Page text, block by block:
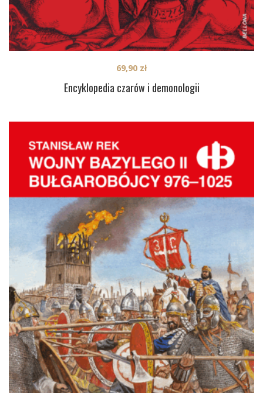
Encyklopedia czarów i demonologii
69,90 zł